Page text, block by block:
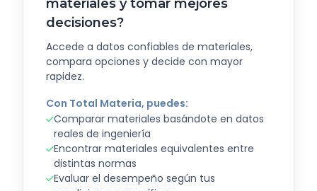
materiales y tomar mejores
decisiones?
Accede a datos confiables de materiales,
compara opciones y decide con mayor
rapidez.
Con Total Materia, puedes:
Comparar materiales basándote en datos
reales de ingeniería
Encontrar materiales equivalentes entre
distintas normas
Evaluar el desempeño según tus